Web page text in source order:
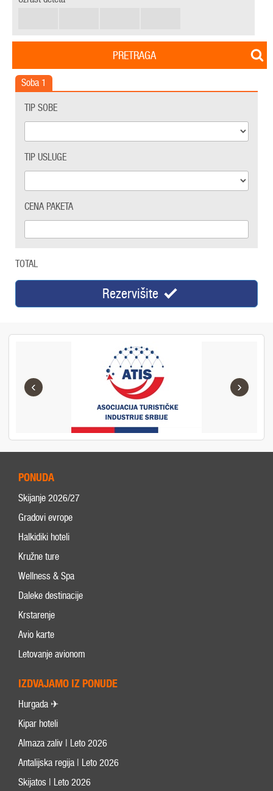
PRETRAGA
Soba 1
TIP SOBE
TIP USLUGE
CENA PAKETA
TOTAL
Rezervišite
‹ ›
PONUDA
Skijanje 2026/27
Gradovi evrope
Halkidiki hoteli
Kružne ture
Wellness & Spa
Daleke destinacije
Krstarenje
Avio karte
Letovanje avionom
IZDVAJAMO IZ PONUDE
Hurgada ✈
Kipar hoteli
Almaza zaliv | Leto 2026
Antalijska regija | Leto 2026
Skijatos | Leto 2026